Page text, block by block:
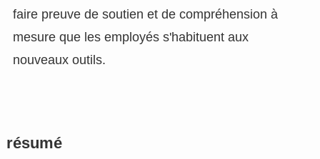
faire preuve de soutien et de compréhension à
mesure que les employés s'habituent aux
nouveaux outils.
résumé